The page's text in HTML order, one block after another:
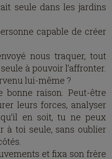
seule dans les jardins
capable de créer
nous traquer, tout
à pouvoir l’affronter.
lui-même ?
raison. Peut-être
leurs forces, analyser
en soit, tu ne peux
à toi seule, sans oublier
et fixa son frère